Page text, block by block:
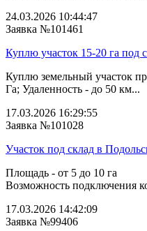
24.03.2026 10:44:47
Заявка №101461
Куплю участок 15-20 га под
Куплю земельный участок
Га; Удаленность - до 50 км...
17.03.2026 16:29:55
Заявка №101028
Участок под склад в
Площадь - от 5 до 10 га
Возможность подключения
17.03.2026 14:42:09
Заявка №99406